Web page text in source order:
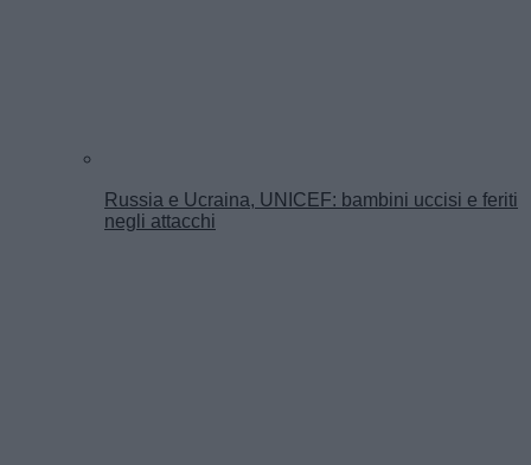
Russia e Ucraina, UNICEF: bambini uccisi e feriti
negli attacchi